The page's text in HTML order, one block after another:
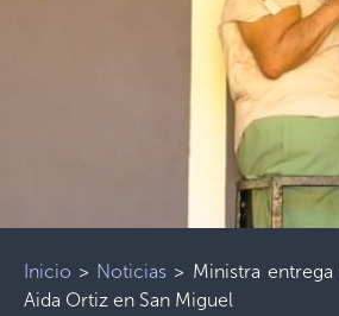
Inicio > Noticias > Ministra
Aida Ortiz en San Miguel